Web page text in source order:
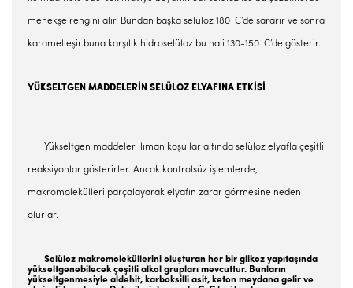
menekşe rengini alır. Bundan başka selüloz 180 C’de sararır ve sonra
karamelleşir.buna karşılık hidroselüloz bu hali 130-150 C’de gösterir.
YÜKSELTGEN MADDELERİN SELÜLOZ ELYAFINA ETKİSİ
Yükseltgen maddeler ılıman koşullar altında selüloz elyafla çeşitli
reaksiyonlar gösterirler. Ancak kontrolsüz işlemlerde,
makromolekülleri parçalayarak elyafın zarar görmesine neden
olurlar. -
Selüloz makromoleküllerini oluşturan her bir glikoz yapıtaşında
yükseltgenebilecek çeşitli alkol grupları mevcuttur. Bunların
yükseltgenmesiyle aldehit, karboksilli asit, keton meydana gelir ve